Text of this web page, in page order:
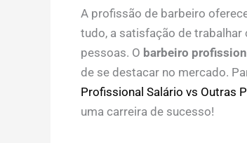
A profissão de barbeiro
tudo, a satisfação de
pessoas. O barbeiro
de se destacar no mercado.
Profissional Salário vs Outras
uma carreira de sucesso!